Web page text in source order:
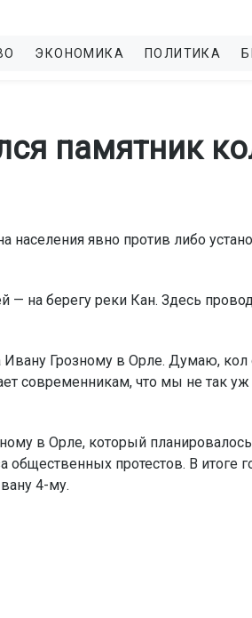
ЭКОНОМИКА ПОЛИТИКА
памятник
явно против либо
на берегу реки Кан. Здесь
Ивану Грозному в Орле. Думаю,
современникам, что мы не так
в Орле, который
общественных протестов. В итоге
4-му.